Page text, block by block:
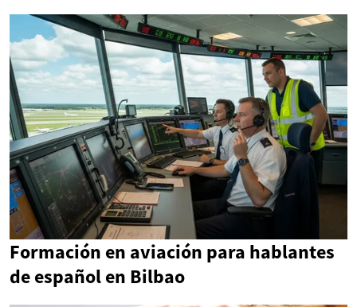
Formación en aviación para hablantes
de español en Bilbao